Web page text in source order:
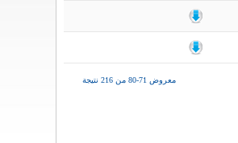
معروض 71-80 من 216 نتيجة